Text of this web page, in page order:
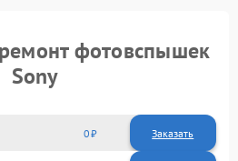
фотовспышек
Sony
0 Заказать